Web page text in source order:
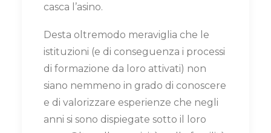
casca l’asino.
Desta oltremodo meraviglia che le
istituzioni (e di conseguenza i processi
di formazione da loro attivati) non
siano nemmeno in grado di conoscere
e di valorizzare esperienze che negli
anni si sono dispiegate sotto il loro